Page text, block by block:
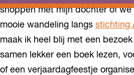
shoppen met mijn dochter of we
mooie wandeling langs stichting
maak ik heel blij met een
samen lekker een boek lezen,
of een verjaardagfeestje